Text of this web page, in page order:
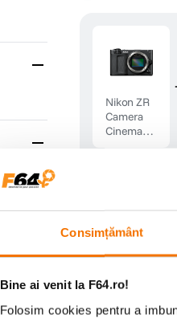
Consimțământ
Bine ai venit la F64.ro!
Folosim cookies pentru a
Nikon ZR
Camera
Cinema